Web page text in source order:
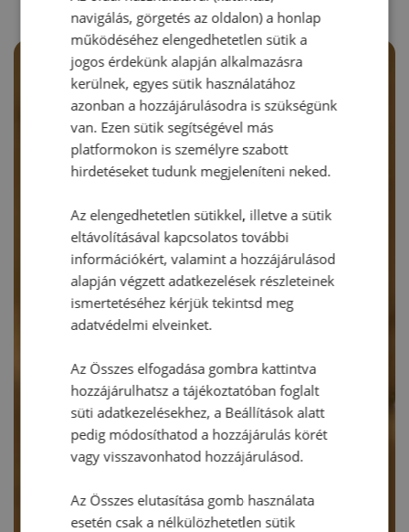
navigálás, görgetés az oldalon) a honlap
működéséhez elengedhetetlen sütik a
jogos érdekünk alapján alkalmazásra
kerülnek, egyes sütik használatához
azonban a hozzájárulásodra is szükségünk
van. Ezen sütik segítségével más
platformokon is személyre szabott
hirdetéseket tudunk megjeleníteni neked.
Az elengedhetetlen sütikkel, illetve a sütik
eltávolításával kapcsolatos további
információkért, valamint a hozzájárulásod
alapján végzett adatkezelések részleteinek
ismertetéséhez kérjük tekintsd meg
adatvédelmi elveinket.
Az Összes elfogadása gombra kattintva
hozzájárulhatsz a tájékoztatóban foglalt
süti adatkezelésekhez, a Beállítások alatt
pedig módosíthatod a hozzájárulás körét
vagy visszavonhatod hozzájárulásod.
Az Összes elutasítása gomb használata
esetén csak a nélkülözhetetlen sütik